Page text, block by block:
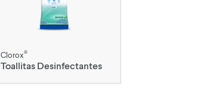
Clorox®
Toallitas Desinfectantes